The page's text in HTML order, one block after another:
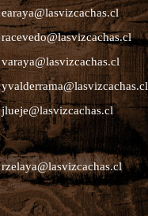
earaya@lasvizcachas.cl
racevedo@lasvizcachas.cl
varaya@lasvizcachas.cl
yvalderrama@lasvizcachas.cl
jlueje@lasvizcachas.cl
rzelaya@lasvizcachas.cl